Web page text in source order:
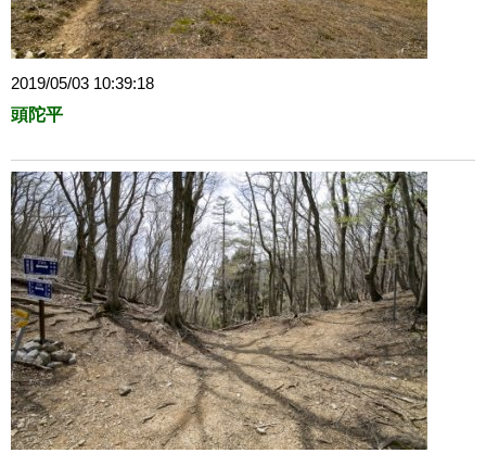
2019/05/03 10:39:18
頭陀平